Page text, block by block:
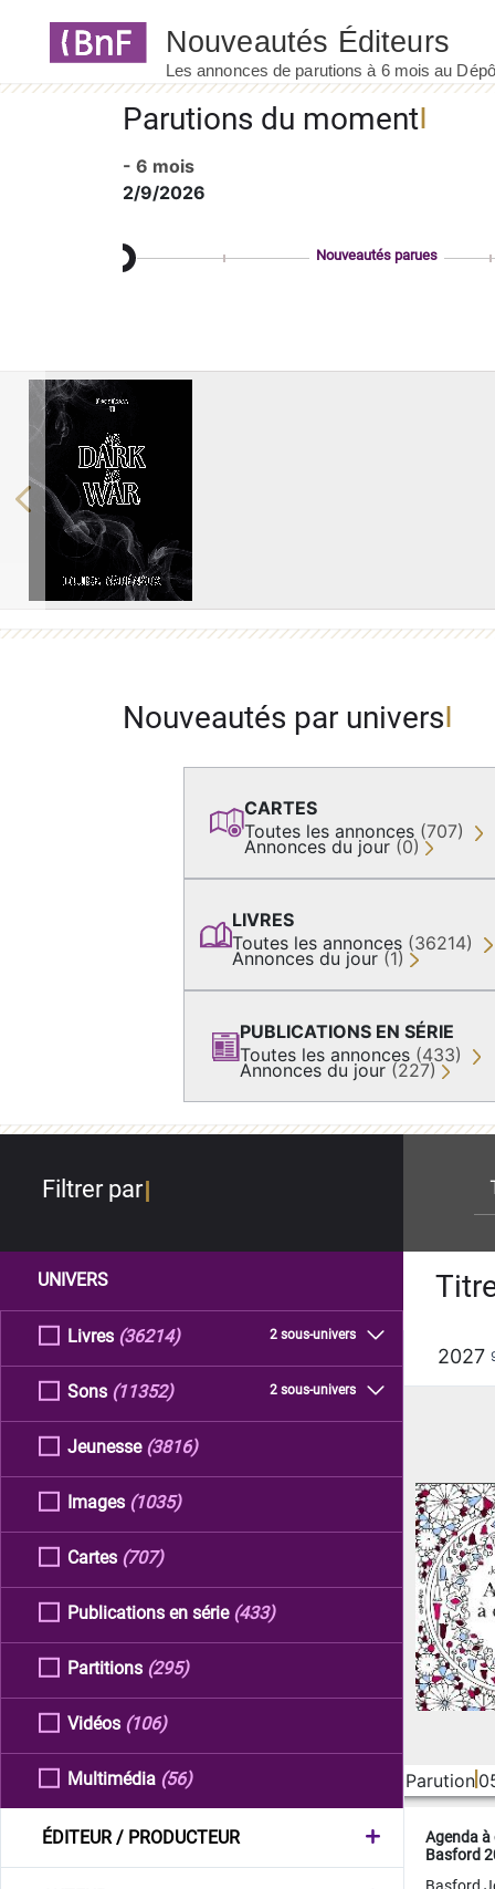
Parutions du moment
- 6 mois
2/9/2026
Nouveautés parues
Previous
Nouveautés par univers
CARTES
Toutes les annonces (707)
Annonces du jour (0)
LIVRES
Toutes les annonces (36214)
Annonces du jour (1)
PUBLICATIONS EN SÉRIE
Toutes les annonces (433)
Annonces du jour (227)
Filtrer par
UNIVERS
Livres 2 sous-univers
(36214)
Sons 2 sous-univers
(11352)
Jeunesse (3816)
Images (1035)
Cartes (707)
Publications en série (433)
Partitions (295)
Vidéos (106)
Multimédia (56)
ÉDITEUR / PRODUCTEUR
2027
Parution
Agenda
Basford